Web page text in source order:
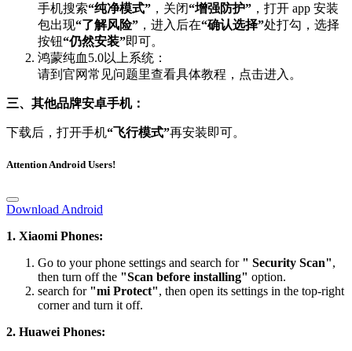
手机搜索“纯净模式” ，关闭“增强防护” ，打开 app 安装
包出现“了解风险” ，进入后在“确认选择”处打勾，选择
按钮“仍然安装”即可。
鸿蒙纯血5.0以上系统：
请到官网常见问题里查看具体教程，点击进入。
三、其他品牌安卓手机：
下载后，打开手机“飞行模式”再安装即可。
Attention Android Users!
Download Android
1. Xiaomi Phones:
Go to your phone settings and search for " Security Scan",
then turn off the "Scan before installing" option.
search for "mi Protect", then open its settings in the top-right
corner and turn it off.
2. Huawei Phones: